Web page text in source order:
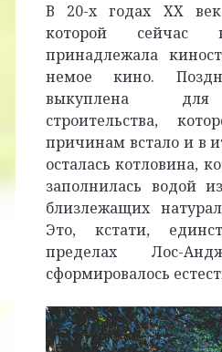
В 20-х годах ХХ
которой сейчас
принадлежала
немое кино.
выкуплена для
строительства,
причинам встало и в
осталась котловина,
заполнилась водой
близлежащих
Это, кстати,
пределах Лос-
сформировалось